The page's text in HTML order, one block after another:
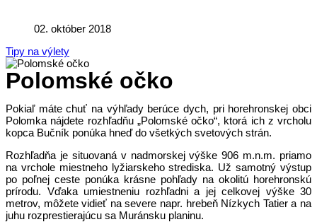
02. október 2018
Tipy na výlety
Polomské očko
Pokiaľ máte chuť na výhľady berúce dych, pri horehronskej obci
Polomka nájdete rozhľadňu „Polomské očko“, ktorá ich z vrcholu
kopca Bučník ponúka hneď do všetkých svetových strán.
Rozhľadňa je situovaná v nadmorskej výške 906 m.n.m. priamo
na vrchole miestneho lyžiarskeho strediska. Už samotný výstup
po poľnej ceste ponúka krásne pohľady na okolitú horehronskú
prírodu. Vďaka umiestneniu rozhľadni a jej celkovej výške 30
metrov, môžete vidieť na severe napr. hrebeň Nízkych Tatier a na
juhu rozprestierajúcu sa Muránsku planinu.